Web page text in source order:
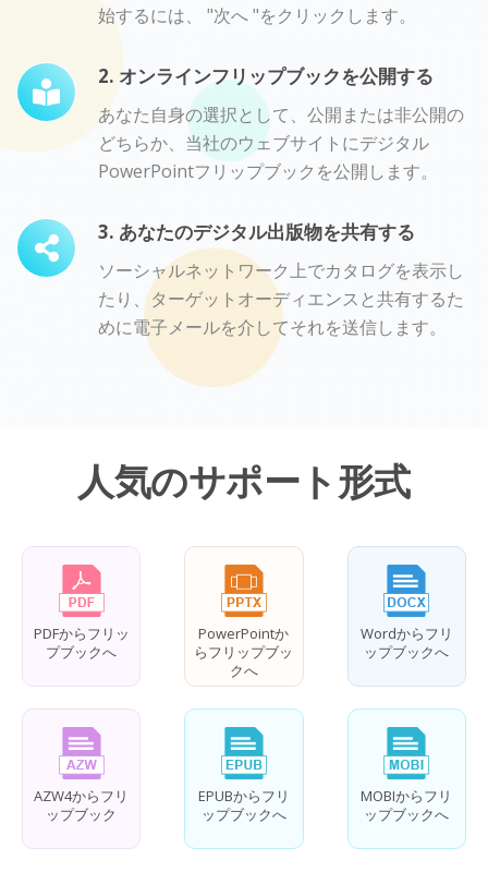
始するには、 "次へ "をクリックします。
2. オンラインフリップブックを公開する
あなた自身の選択として、公開または非公開の
どちらか、当社のウェブサイトにデジタル
PowerPointフリップブックを公開します。
3. あなたのデジタル出版物を共有する
ソーシャルネットワーク上でカタログを表示し
たり、ターゲットオーディエンスと共有するた
めに電子メールを介してそれを送信します。
人気のサポート形式
PDFからフリッ
プブックへ
PowerPointか
らフリップブッ
クへ
Wordからフリ
ップブックへ
AZW4からフリ
ップブック
EPUBからフリ
ップブックへ
MOBIからフリ
ップブックへ